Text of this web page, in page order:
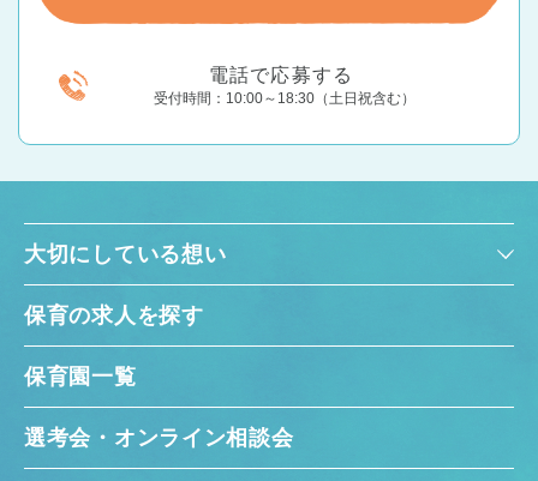
電話で応募する
受付時間：10:00～18:30（土日祝含む）
大切にしている想い
保育の求人を探す
保育園一覧
選考会・オンライン相談会